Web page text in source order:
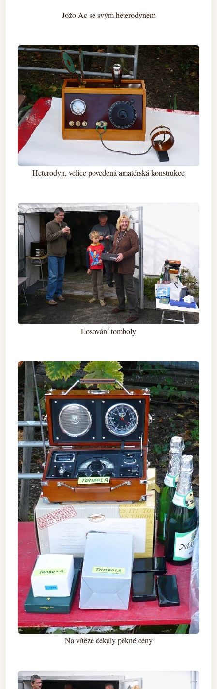
Jožo Ac se svým heterodynem
Heterodyn, velice povedená amatérská konstrukce
Losování tomboly
Na vítěze čekaly pěkné ceny